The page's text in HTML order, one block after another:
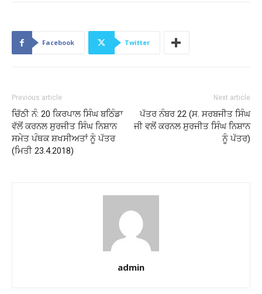
Facebook Twitter
Previous article
ਚਿੱਠੀ ਨੰ: 20 ਕਿਰਪਾਲ ਸਿੰਘ ਬਠਿੰਡਾ
ਵੱਲੋਂ ਕਰਨਲ ਸੁਰਜੀਤ ਸਿੰਘ ਨਿਸ਼ਾਨ
ਸਮੇਤ ਪੰਥਕ ਸ਼ਖਸੀਅਤਾਂ ਨੂੰ ਪੱਤਰ
(ਮਿਤੀ 23.4.2018)
Next article
ਪੱਤਰ ਨੰਬਰ 22 (ਸ. ਸਰਬਜੀਤ ਸਿੰਘ
ਜੀ ਵਲੋਂ ਕਰਨਲ ਸੁਰਜੀਤ ਸਿੰਘ ਨਿਸ਼ਾਨ
ਨੂੰ ਪੱਤਰ)
admin